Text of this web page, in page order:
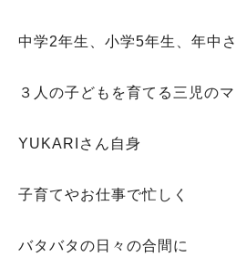
中学2年生、小学5年生、年中
３人の子どもを育てる三児のマ
YUKARIさん自身
子育てやお仕事で忙しく
バタバタの日々の合間に